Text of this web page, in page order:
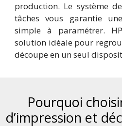
production. Le système
tâches vous garantie
simple à paramétrer.
solution idéale pour
découpe en un seul
Pourquoi
d’impression et